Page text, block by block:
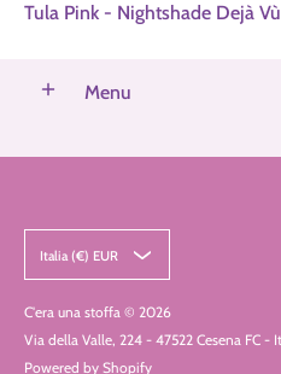
Tula Pink - Nightshade Dejà
Menu
Italia (€) EUR
C'era una stoffa © 2026
Via della Valle, 224 - 47522 Cesena FC -
Powered by Shopify